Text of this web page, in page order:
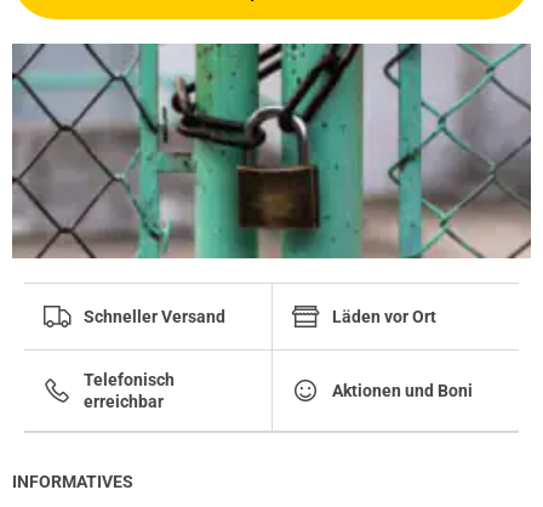
Schneller Versand Läden vor Ort
Telefonisch
erreichbar
Aktionen und Boni
INFORMATIVES